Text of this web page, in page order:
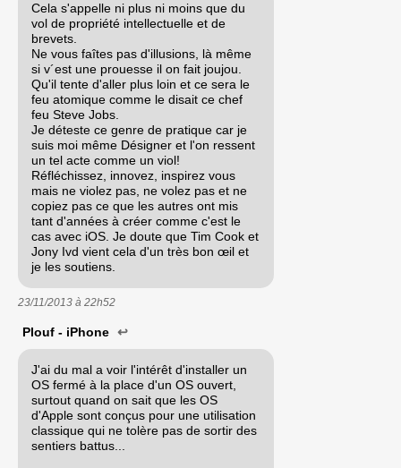
Cela s'appelle ni plus ni moins que du
vol de propriété intellectuelle et de
brevets.
Ne vous faîtes pas d'illusions, là même
si v´est une prouesse il on fait joujou.
Qu'il tente d'aller plus loin et ce sera le
feu atomique comme le disait ce chef
feu Steve Jobs.
Je déteste ce genre de pratique car je
suis moi même Désigner et l'on ressent
un tel acte comme un viol!
Réfléchissez, innovez, inspirez vous
mais ne violez pas, ne volez pas et ne
copiez pas ce que les autres ont mis
tant d'années à créer comme c'est le
cas avec iOS. Je doute que Tim Cook et
Jony Ivd vient cela d'un très bon œil et
je les soutiens.
23/11/2013 à 22h52
Plouf - iPhone ↩
J'ai du mal a voir l'intérêt d'installer un
OS fermé à la place d'un OS ouvert,
surtout quand on sait que les OS
d'Apple sont conçus pour une utilisation
classique qui ne tolère pas de sortir des
sentiers battus...